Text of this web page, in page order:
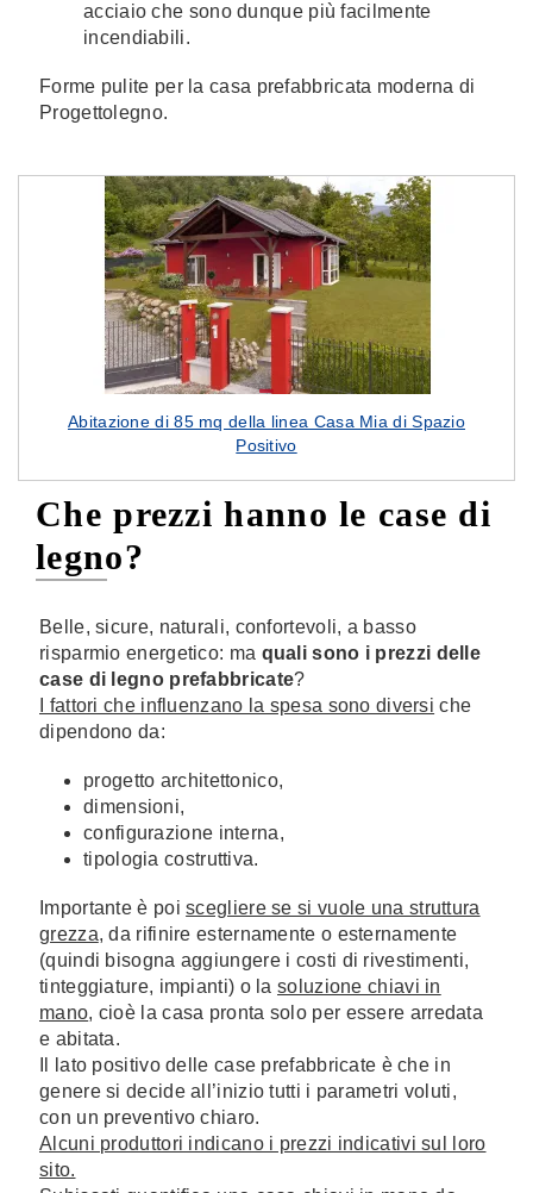
acciaio che sono dunque più facilmente
incendiabili.
Forme pulite per la casa prefabbricata moderna di
Progettolegno.
Abitazione di 85 mq della linea Casa Mia di Spazio
Positivo
Che prezzi hanno le case di
legno?
Belle, sicure, naturali, confortevoli, a basso
risparmio energetico: ma quali sono i prezzi delle
case di legno prefabbricate?
I fattori che influenzano la spesa sono diversi che
dipendono da:
progetto architettonico,
dimensioni,
configurazione interna,
tipologia costruttiva.
Importante è poiscegliere se si vuole una struttura
grezza, da rifinire esternamente o esternamente
(quindi bisogna aggiungere i costi di rivestimenti,
tinteggiature, impianti) o lasoluzione chiavi in
mano, cioè la casa pronta solo per essere arredata
e abitata.
Il lato positivo delle case prefabbricate è che in
genere si decide all’inizio tutti i parametri voluti,
con un preventivo chiaro.
Alcuni produttori indicano i prezzi indicativi sul loro
sito.